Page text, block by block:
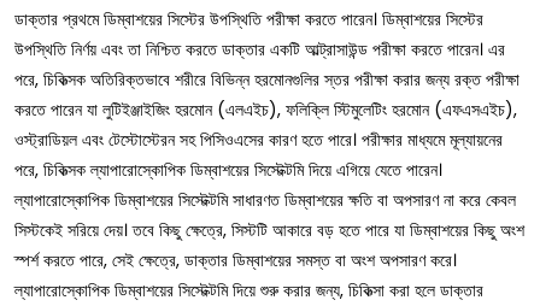
ডাক্তার প্রথমে ডিম্বাশয়ের সিস্টের উপস্থিতি পরীক্ষা করতে পারেন। ডিম্বাশয়ের সিস্টের
উপস্থিতি নির্ণয় এবং তা নিশ্চিত করতে ডাক্তার একটি আল্ট্রাসাউন্ড পরীক্ষা করতে পারেন। এর
পরে, চিকিত্সক অতিরিক্তভাবে শরীরে বিভিন্ন হরমোনগুলির স্তর পরীক্ষা করার জন্য রক্ত ​​পরীক্ষা
করতে পারেন যা লুটিইঞ্জাইজিং হরমোন (এলএইচ), ফলিক্লি স্টিমুলেটিং হরমোন (এফএসএইচ),
ওস্ট্রাডিয়ল এবং টেস্টোস্টেরন সহ পিসিওএসের কারণ হতে পারে। পরীক্ষার মাধ্যমে মূল্যায়নের
পরে, চিকিত্সক ল্যাপারোস্কোপিক ডিম্বাশয়ের সিস্টেক্টমি দিয়ে এগিয়ে যেতে পারেন।
ল্যাপারোস্কোপিক ডিম্বাশয়ের সিস্টেক্টমি সাধারণত ডিম্বাশয়ের ক্ষতি বা অপসারণ না করে কেবল
সিস্টকেই সরিয়ে দেয়। তবে কিছু ক্ষেত্রে, সিস্টটি আকারে বড় হতে পারে যা ডিম্বাশয়ের কিছু অংশ
স্পর্শ করতে পারে, সেই ক্ষেত্রে, ডাক্তার ডিম্বাশয়ের সমস্ত বা অংশ অপসারণ করে।
ল্যাপারোস্কোপিক ডিম্বাশয়ের সিস্টেক্টমি দিয়ে শুরু করার জন্য, চিকিত্সা করা হলে ডাক্তার